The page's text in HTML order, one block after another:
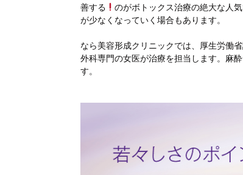
善する
のがボトックス治療の絶大な人
が少なくなっていく場合もあります。
なら美容形成クリニックでは、厚生労働
外科専門の女医が治療を担当します。麻
す。